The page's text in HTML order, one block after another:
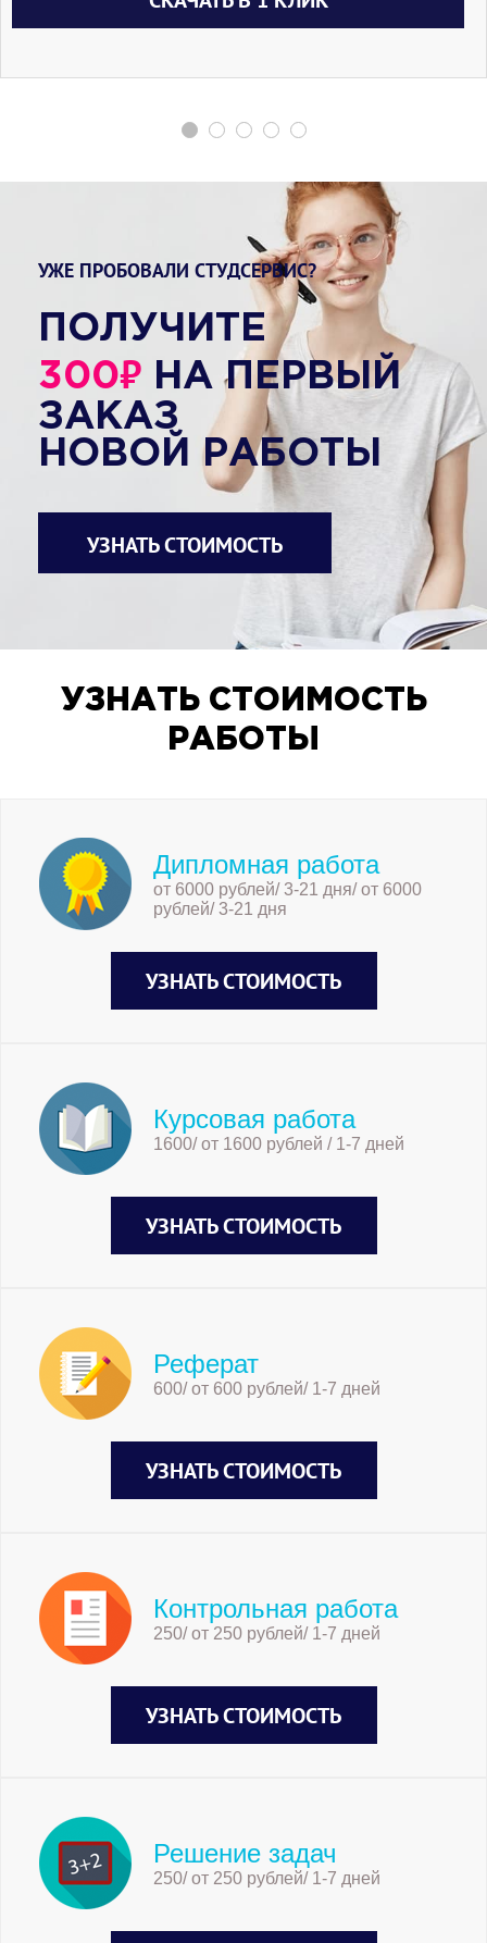
УЖЕ ПРОБОВАЛИ СТУДСЕРВИС?
ПОЛУЧИТЕ
300₽ НА ПЕРВЫЙ
ЗАКАЗ
НОВОЙ РАБОТЫ
УЗНАТЬ СТОИМОСТЬ
УЗНАТЬ СТОИМОСТЬ
РАБОТЫ
Дипломная работа
от 6000 рублей/ 3-21 дня/ от 6000
рублей/ 3-21 дня
УЗНАТЬ СТОИМОСТЬ
Курсовая работа
1600/ от 1600 рублей / 1-7 дней
УЗНАТЬ СТОИМОСТЬ
Реферат
600/ от 600 рублей/ 1-7 дней
УЗНАТЬ СТОИМОСТЬ
Контрольная работа
250/ от 250 рублей/ 1-7 дней
УЗНАТЬ СТОИМОСТЬ
Решение задач
250/ от 250 рублей/ 1-7 дней